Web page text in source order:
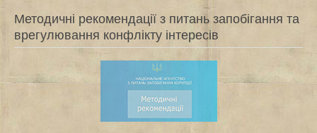
Методичні рекомендації з питань запобігання та
врегулювання конфлікту інтересів